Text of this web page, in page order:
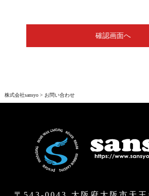
確認画面へ
株式会社sansyo> お問い合わせ